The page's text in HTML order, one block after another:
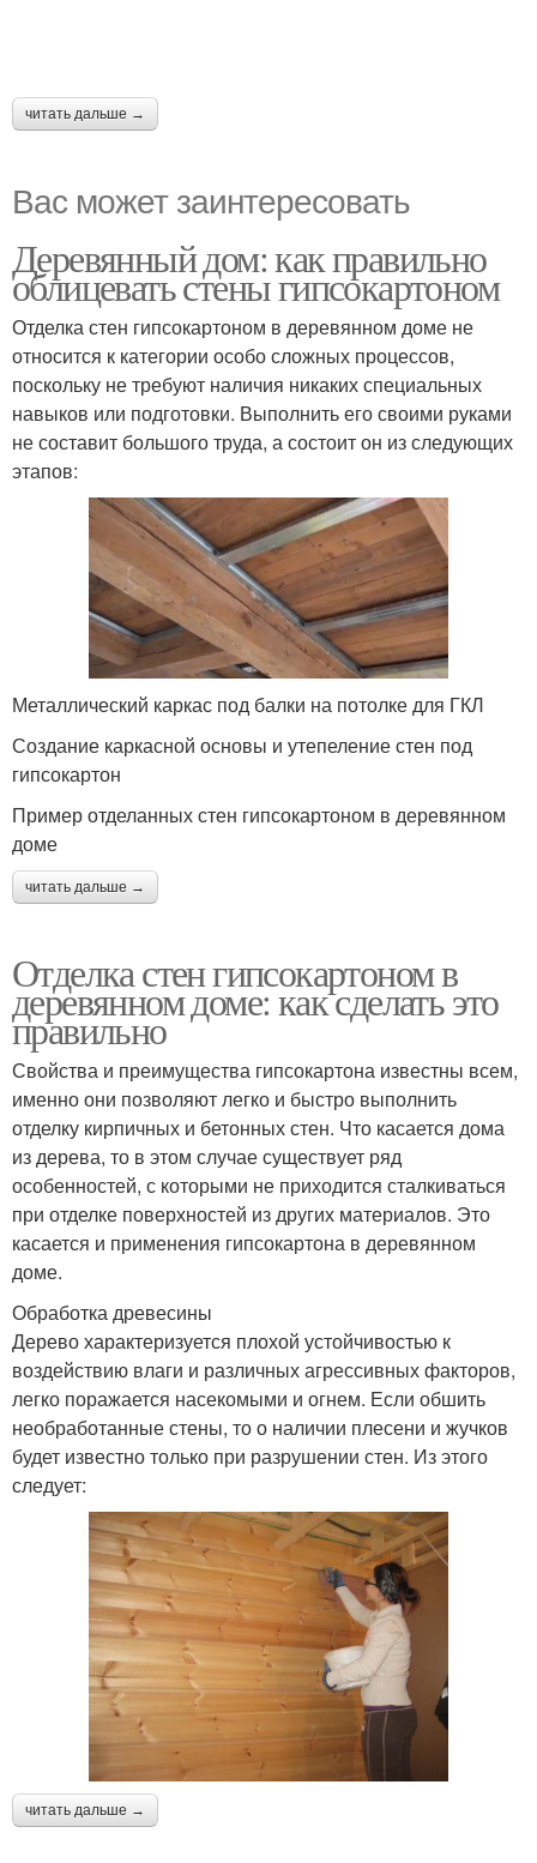
читать дальше →
Вас может заинтересовать
Деревянный дом: как правильно
облицевать стены гипсокартоном
Отделка стен гипсокартоном в деревянном доме не
относится к категории особо сложных процессов,
поскольку не требуют наличия никаких специальных
навыков или подготовки. Выполнить его своими руками
не составит большого труда, а состоит он из следующих
этапов:
Металлический каркас под балки на потолке для ГКЛ
Создание каркасной основы и утепеление стен под
гипсокартон
Пример отделанных стен гипсокартоном в деревянном
доме
читать дальше →
Отделка стен гипсокартоном в
деревянном доме: как сделать это
правильно
Свойства и преимущества гипсокартона известны всем,
именно они позволяют легко и быстро выполнить
отделку кирпичных и бетонных стен. Что касается дома
из дерева, то в этом случае существует ряд
особенностей, с которыми не приходится сталкиваться
при отделке поверхностей из других материалов. Это
касается и применения гипсокартона в деревянном
доме.
Обработка древесины
Дерево характеризуется плохой устойчивостью к
воздействию влаги и различных агрессивных факторов,
легко поражается насекомыми и огнем. Если обшить
необработанные стены, то о наличии плесени и жучков
будет известно только при разрушении стен. Из этого
следует:
читать дальше →